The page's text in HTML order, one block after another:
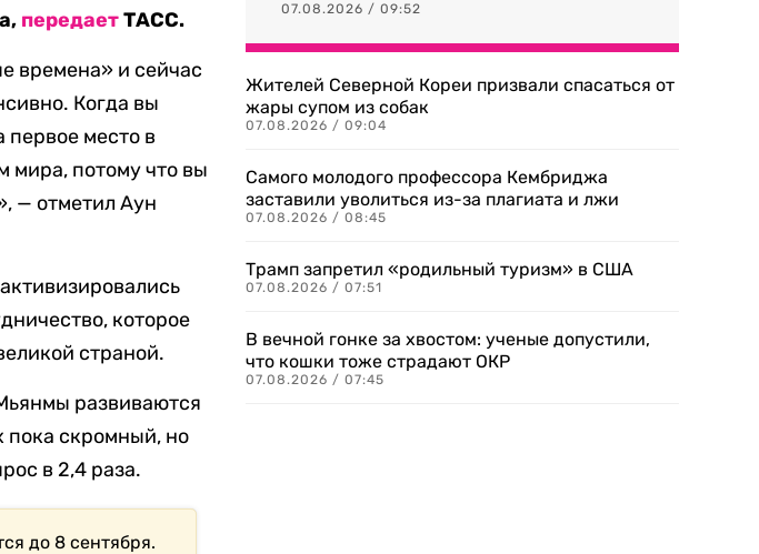
передаетТАСС.
времена» и сейчас
Когда вы
первое место в
мира, потому что вы
— отметил Аун
которое
страной.
развиваются
пока скромный, но
в 2,4 раза.
до 8 сентября.
07.08.2026 / 09:52
Жителей Северной Кореи призвали спасаться от
жары супом из собак
07.08.2026 / 09:04
Самого молодого профессора Кембриджа
заставили уволиться из-за плагиата и лжи
07.08.2026 / 08:45
Трамп запретил «родильный туризм» в США
07.08.2026 / 07:51
В вечной гонке за хвостом: ученые допустили,
что кошки тоже страдают ОКР
07.08.2026 / 07:45